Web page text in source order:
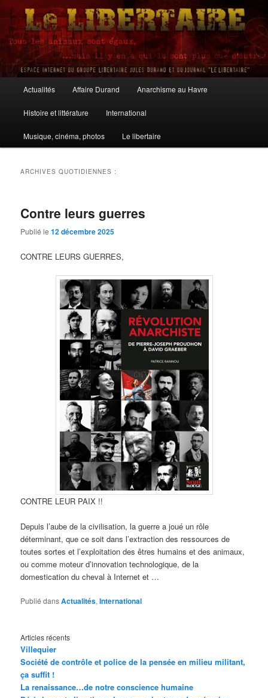
Aller
contenu
principal
Aller
contenu
secondaire
Le Libertaire
principal
Actualités Affaire Durand Anarchisme au Havre
Histoire et littérature International
Musique, cinéma, photos Le libertaire
ARCHIVES QUOTIDIENNES :
Contre leurs guerres
Publié le12 décembre 2025
CONTRE LEURS GUERRES,
CONTRE LEUR PAIX !!
Depuis l’aube de la civilisation, la guerre a joué un rôle
déterminant, que ce soit dans l’extraction des ressources de
toutes sortes et l’exploitation des êtres humains et des animaux,
ou comme moteur d’innovation technologique, de la
domestication du cheval à Internet et …
Publié dansActualités,International
Articles récents
Villequier
Société de contrôle et police de la pensée en milieu militant,
ça suffit !
La renaissance…de notre conscience humaine